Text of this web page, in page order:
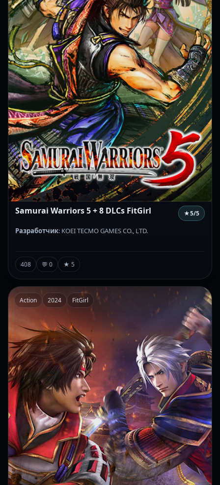
Samurai Warriors 5 + 8 DLCs FitGirl ★5/5
Разработчик: KOEI TECMO GAMES CO., LTD.
408 💬 0 ★ 5
Action 2024 FitGirl